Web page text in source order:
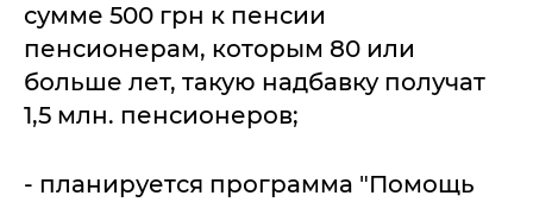
сумме 500 грн к пенсии
пенсионерам, которым 80 или
больше лет, такую надбавку получат
1,5 млн. пенсионеров;
- планируется программа "Помощь